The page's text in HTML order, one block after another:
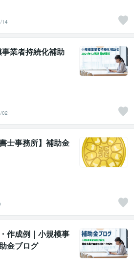
14
業者持続化補助
02
士事務所】補助金
作成例｜小規模事
金ブログ